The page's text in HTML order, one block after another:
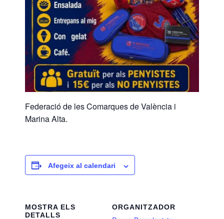
Federació de les Comarques de València i
Marina Alta.
Afegeix al calendari
MOSTRA ELS
DETALLS
ORGANITZADOR